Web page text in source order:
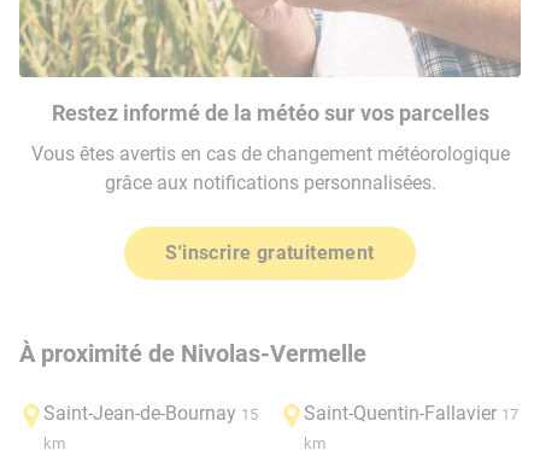
Restez informé de la météo sur vos parcelles
Vous êtes avertis en cas de changement météorologique
grâce aux notifications personnalisées.
S'inscrire gratuitement
À proximité de Nivolas-Vermelle
Saint-Jean-de-Bournay 15
km
Saint-Quentin-Fallavier 17
km